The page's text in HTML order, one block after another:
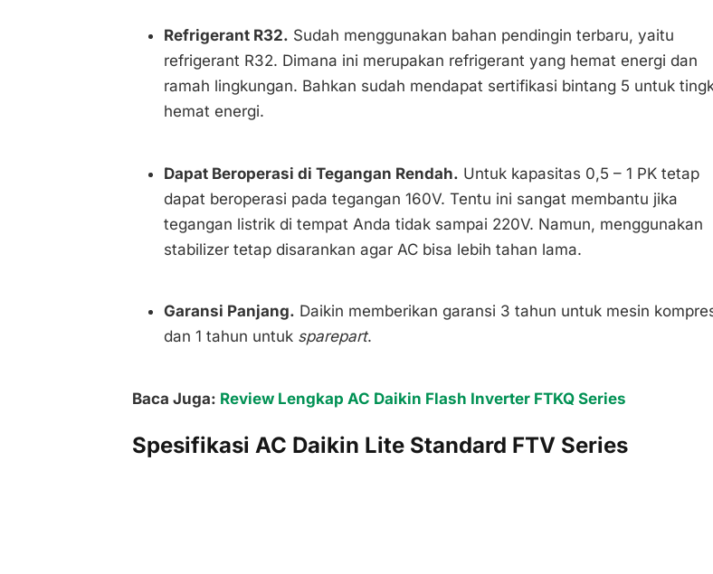
Refrigerant R32. Sudah menggunakan bahan pendingin terbaru, yaitu
refrigerant R32. Dimana ini merupakan refrigerant yang hemat energi dan
ramah lingkungan. Bahkan sudah mendapat sertifikasi bintang 5 untuk
hemat energi.
Dapat Beroperasi di Tegangan Rendah. Untuk kapasitas 0,5 – 1 PK tetap
dapat beroperasi pada tegangan 160V. Tentu ini sangat membantu jika
tegangan listrik di tempat Anda tidak sampai 220V. Namun, menggunakan
stabilizer tetap disarankan agar AC bisa lebih tahan lama.
Garansi Panjang. Daikin memberikan garansi 3 tahun untuk mesin
dan 1 tahun untuk sparepart.
Baca Juga: Review Lengkap AC Daikin Flash Inverter FTKQ Series
Spesifikasi AC Daikin Lite Standard FTV Series